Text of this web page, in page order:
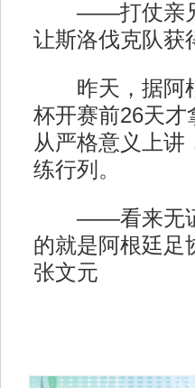
——打仗亲兄
让斯洛伐克队获
昨天，据阿根
杯开赛前26天才
从严格意义上讲
练行列。
——看来无证
的就是阿根廷足
张文元